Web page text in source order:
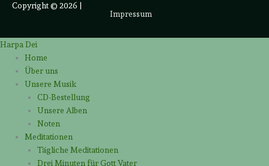
Copyright © 2026 |
Impressum
Harpa Dei
Home
Über uns
Unsere Musik
CD-Bestellung
Unsere Alben
Noten
Meditationen
Tägliche Meditationen
Drei Minuten für Gott Vater